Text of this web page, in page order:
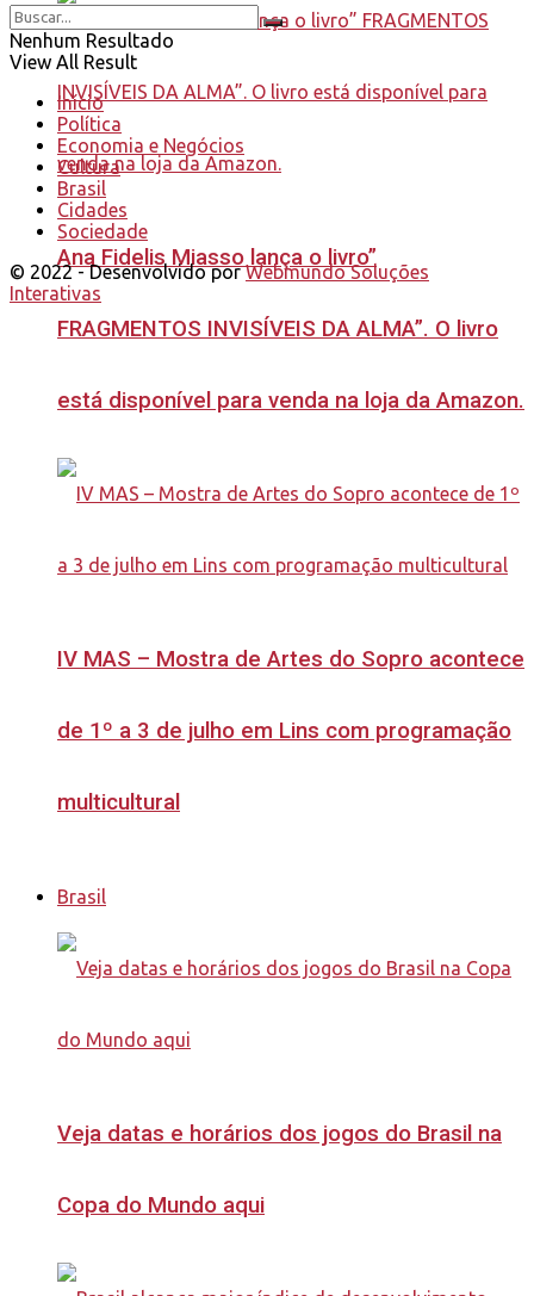
Ana Fidelis Miasso lança o livro”
FRAGMENTOS INVISÍVEIS DA ALMA”. O livro
está disponível para venda na loja da Amazon.
IV MAS – Mostra de Artes do Sopro acontece
de 1º a 3 de julho em Lins com programação
multicultural
Brasil
Veja datas e horários dos jogos do Brasil na
Copa do Mundo aqui
Nenhum Resultado
View All Result
Início
Política
Economia e Negócios
Cultura
Brasil
Cidades
Sociedade
© 2022 - Desenvolvido porWebmundo Soluções
Interativas